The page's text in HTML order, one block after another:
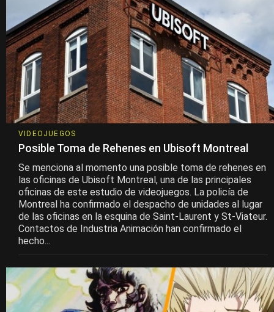
VIDEOJUEGOS
Posible Toma de Rehenes en Ubisoft Montreal
Se menciona al momento una posible toma de rehenes en
las oficinas de Ubisoft Montreal, una de las principales
oficinas de este estudio de videojuegos. La policía de
Montreal ha confirmado el despacho de unidades al lugar
de las oficinas en la esquina de Saint-Laurent y St-Viateur.
Contactos de Industria Animación han confirmado el
hecho...